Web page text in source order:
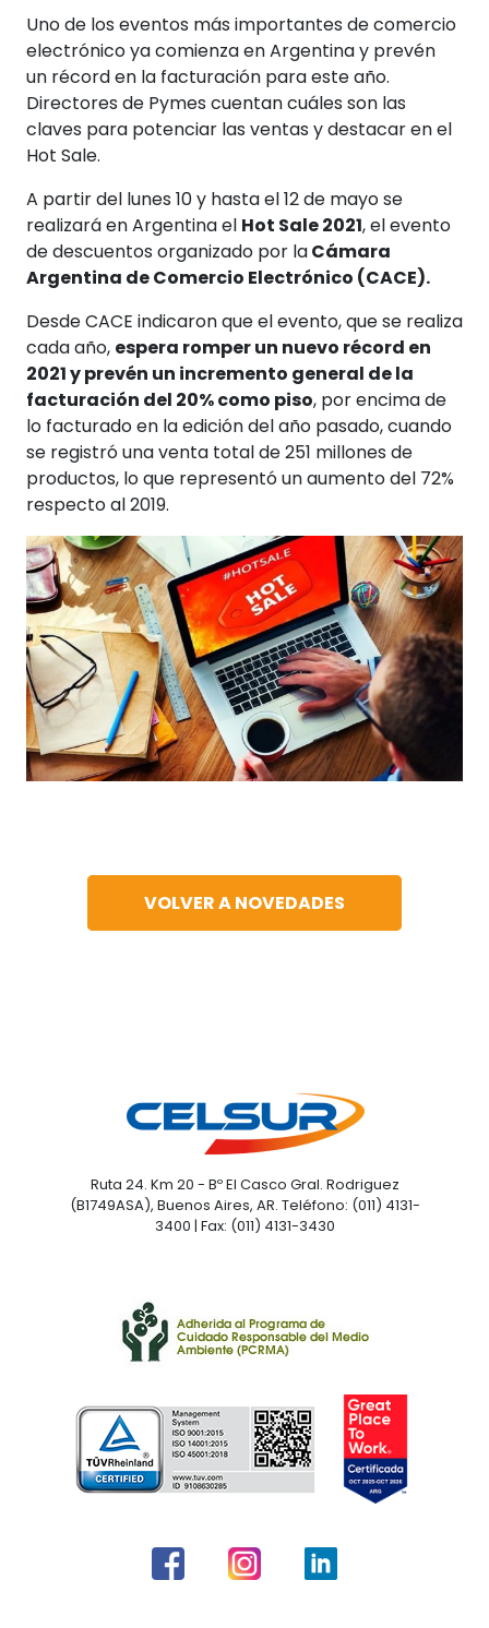
Uno de los eventos más importantes de comercio
electrónico ya comienza en Argentina y prevén
un récord en la facturación para este año.
Directores de Pymes cuentan cuáles son las
claves para potenciar las ventas y destacar en el
Hot Sale.
A partir del lunes 10 y hasta el 12 de mayo se
realizará en Argentina el Hot Sale 2021, el evento
de descuentos organizado por laCámara
Argentina de Comercio Electrónico (CACE).
Desde CACE indicaron que el evento, que se realiza
cada año, espera romper un nuevo récord en
2021 y prevén un incremento general de la
facturación del 20% como piso, por encima de
lo facturado en la edición del año pasado, cuando
se registró una venta total de 251 millones de
productos, lo que representó un aumento del 72%
respecto al 2019.
VOLVER A NOVEDADES
Ruta 24. Km 20 - Bº El Casco Gral. Rodriguez
(B1749ASA), Buenos Aires, AR. Teléfono: (011) 4131-
3400 | Fax: (011) 4131-3430